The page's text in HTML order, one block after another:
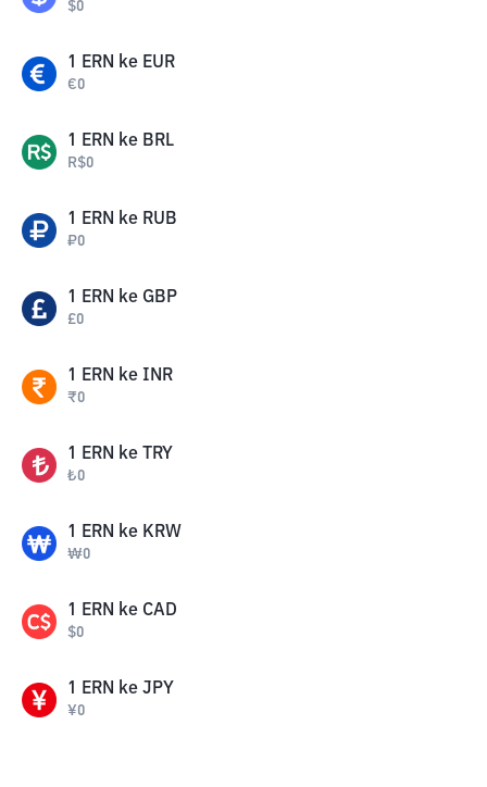
$0
1 ERN ke EUR
€0
1 ERN ke BRL
R$0
1 ERN ke RUB
₽0
1 ERN ke GBP
£0
1 ERN ke INR
₹0
1 ERN ke TRY
₺0
1 ERN ke KRW
₩0
1 ERN ke CAD
$0
1 ERN ke JPY
¥0